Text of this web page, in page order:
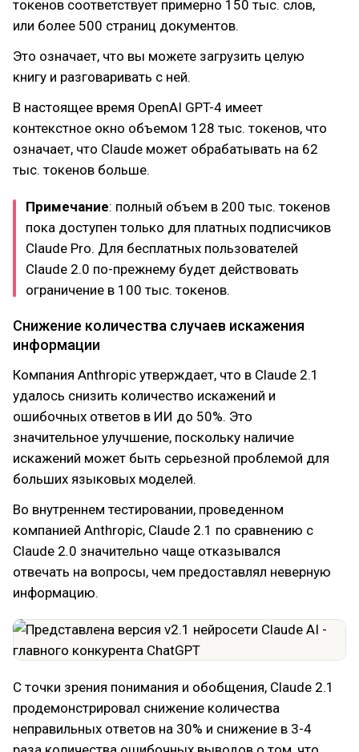
токенов соответствует примерно 150 тыс. слов,
или более 500 страниц документов.
Это означает, что вы можете загрузить целую
книгу и разговаривать с ней.
В настоящее время OpenAI GPT-4 имеет
контекстное окно объемом 128 тыс. токенов, что
означает, что Claude может обрабатывать на 62
тыс. токенов больше.
Примечание: полный объем в 200 тыс. токенов
пока доступен только для платных подписчиков
Claude Pro. Для бесплатных пользователей
Claude 2.0 по-прежнему будет действовать
ограничение в 100 тыс. токенов.
Снижение количества случаев искажения
информации
Компания Anthropic утверждает, что в Claude 2.1
удалось снизить количество искажений и
ошибочных ответов в ИИ до 50%. Это
значительное улучшение, поскольку наличие
искажений может быть серьезной проблемой для
больших языковых моделей.
Во внутреннем тестировании, проведенном
компанией Anthropic, Claude 2.1 по сравнению с
Claude 2.0 значительно чаще отказывался
отвечать на вопросы, чем предоставлял неверную
информацию.
С точки зрения понимания и обобщения, Claude 2.1
продемонстрировал снижение количества
неправильных ответов на 30% и снижение в 3-4